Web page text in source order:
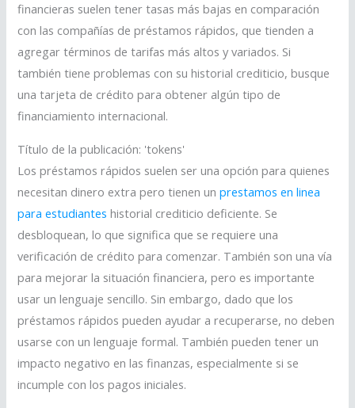
financieras suelen tener tasas más bajas en comparación
con las compañías de préstamos rápidos, que tienden a
agregar términos de tarifas más altos y variados. Si
también tiene problemas con su historial crediticio, busque
una tarjeta de crédito para obtener algún tipo de
financiamiento internacional.
Título de la publicación: 'tokens'
Los préstamos rápidos suelen ser una opción para quienes
necesitan dinero extra pero tienen unprestamos en linea
para estudiantes historial crediticio deficiente. Se
desbloquean, lo que significa que se requiere una
verificación de crédito para comenzar. También son una vía
para mejorar la situación financiera, pero es importante
usar un lenguaje sencillo. Sin embargo, dado que los
préstamos rápidos pueden ayudar a recuperarse, no deben
usarse con un lenguaje formal. También pueden tener un
impacto negativo en las finanzas, especialmente si se
incumple con los pagos iniciales.